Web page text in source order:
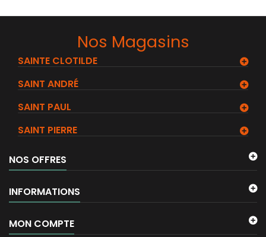
Nos Magasins
SAINTE CLOTILDE
SAINT ANDRÉ
SAINT PAUL
SAINT PIERRE
NOS OFFRES
INFORMATIONS
MON COMPTE